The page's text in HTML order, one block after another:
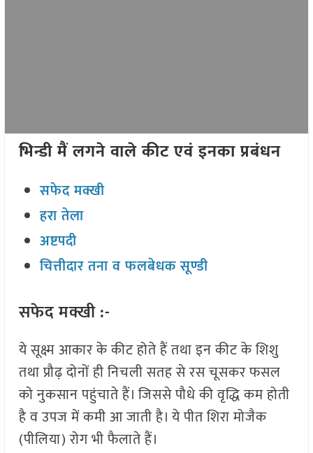
भिन्डी मैं लगने वाले कीट एवं इनका प्रबंधन
सफेद मक्खी
हरा तेला
अष्टपदी
चित्तीदार तना व फलबेधक सूण्डी
सफेद मक्खी :-
ये सूक्ष्म आकार के कीट होते हैं तथा इन कीट के शिशु
तथा प्रौढ़ दोनों ही निचली सतह से रस चूसकर फसल
को नुकसान पहुंचाते हैं। जिससे पौधे की वृद्धि कम होती
है व उपज में कमी आ जाती है। ये पीत शिरा मोजैक
(पीलिया) रोग भी फैलाते हैं।